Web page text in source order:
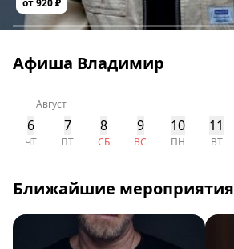
от 920 ₽
Афиша Владимир
Август
6
ЧТ
7
ПТ
8
СБ
9
ВС
10
ПН
11
ВТ
Ближайшие мероприятия